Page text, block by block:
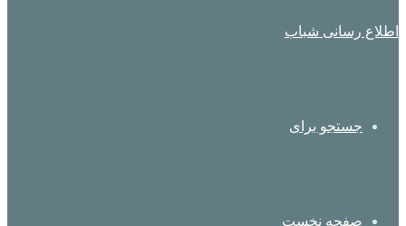
اطلاع رسانی شباب
جستجو برای
صفحه نخست